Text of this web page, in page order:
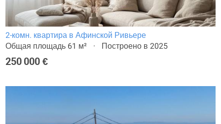
2-комн. квартира в Афинской Ривьере
Общая площадь 61 м²
Построено в 2025
250 000 €